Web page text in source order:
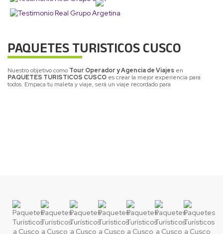
PAQUETES TURISTICOS CUSCO
Nuestro objetivo como Tour Operador y Agencia de Viajes en
PAQUETES TURISTICOS CUSCO es crear la mejor experiencia para
todos. Empaca tu maleta y viaje, será un viaje recordado para